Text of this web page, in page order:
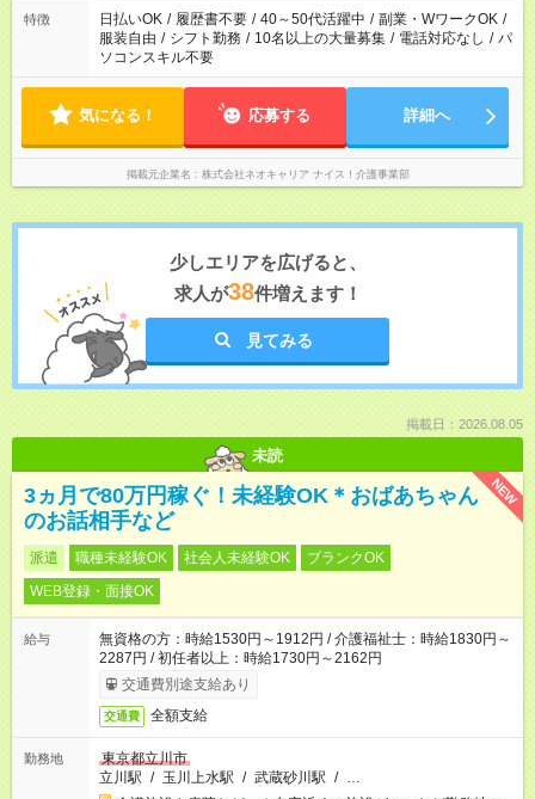
特徴 日払いOK / 履歴書不要 / 40～50代活躍中 / 副業・WワークOK /
服装自由 / シフト勤務 / 10名以上の大量募集 / 電話対応なし / パ
ソコンスキル不要
気になる！ 応募する 詳細へ
掲載元企業名 株式会社ネオキャリア ナイス！介護事業部
少しエリアを広げると、
求人が38件増えます！
見てみる
掲載日：2026.08.05
未読
NEW
3ヵ月で80万円稼ぐ！未経験OK＊おばあちゃん
のお話相手など
派遣 職種未経験OK 社会人未経験OK
ブランクOK
WEB登録・面接OK
給与
無資格の方：時給1530円～1912円 / 介護福祉士：時給1830円～
2287円 / 初任者以上：時給1730円～2162円
交通費別途支給あり
交通費 全額支給
勤務地
東京都立川市
立川駅 / 玉川上水駅 / 武蔵砂川駅 / …